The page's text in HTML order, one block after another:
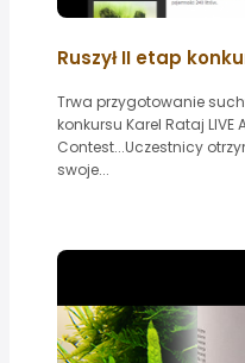
Ruszył II etap
Trwa przygotowanie
konkursu Karel Rataj
Contest...Uczestnicy
swoje...